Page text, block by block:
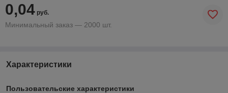
0,04 руб.
Минимальный заказ — 2000 шт.
Характеристики
Пользовательские характеристики